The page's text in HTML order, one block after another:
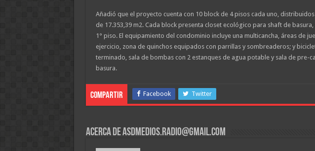
Añadió que el proyecto cuenta con 10 block de 4 pisos cada uno,
de 17.353,39 m2. Cada block presenta closet ecológico para shaft de
1° piso. El equipamiento del condominio incluye una multicancha, áreas de
ejercicio, zona de quinchos equipados con parrillas y sombreaderos; y
terminado, sala de bombas con 2 estanques de agua potable y sala de pre-
basura.
Compartir Facebook Twitter
Acerca de asdmedios.radio@gmail.com